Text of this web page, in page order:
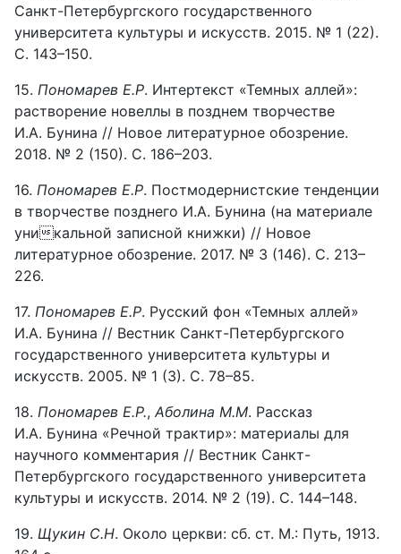
Санкт-Петербургского государственного
университета культуры и искусств. 2015. № 1 (22).
С. 143–150.
15. Пономарев Е.Р. Интертекст «Темных аллей»:
растворение новеллы в позднем творчестве
И.А. Бунина // Новое литературное обозрение.
2018. № 2 (150). С. 186–203.
16. Пономарев Е.Р. Постмодернистские тенденции
в творчестве позднего И.А. Бунина (на материале
уникальной записной книжки) // Новое
литературное обозрение. 2017. № 3 (146). С. 213–
226.
17. Пономарев Е.Р. Русский фон «Темных аллей»
И.А. Бунина // Вестник Санкт-Петербургского
государственного университета культуры и
искусств. 2005. № 1 (3). С. 78–85.
18. Пономарев Е.Р., Аболина М.М. Рассказ
И.А. Бунина «Речной трактир»: материалы для
научного комментария // Вестник Санкт-
Петербургского государственного университета
культуры и искусств. 2014. № 2 (19). С. 144–148.
19. Щукин С.Н. Около церкви: сб. ст. М.: Путь, 1913.